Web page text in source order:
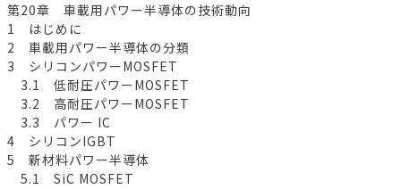
第20章 車載用パワー半導体の技術動向
1 はじめに
2 車載用パワー半導体の分類
3 シリコンパワーMOSFET
3.1 低耐圧パワーMOSFET
3.2 高耐圧パワーMOSFET
3.3 パワー IC
4 シリコンIGBT
5 新材料パワー半導体
5.1 SiC MOSFET